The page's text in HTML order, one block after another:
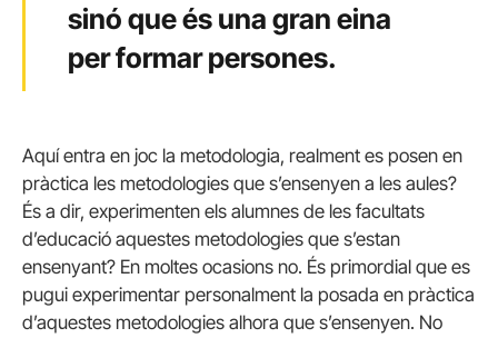
sinó que és una gran eina
per formar persones.
Aquí entra en joc la metodologia, realment es posen en
pràctica les metodologies que s’ensenyen a les aules?
És a dir, experimenten els alumnes de les facultats
d’educació aquestes metodologies que s’estan
ensenyant? En moltes ocasions no. És primordial que es
pugui experimentar personalment la posada en pràctica
d’aquestes metodologies alhora que s’ensenyen. No